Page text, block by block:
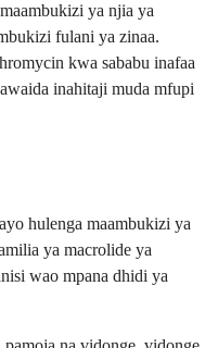
ya njia ya
fulani ya zinaa.
kwa sababu inafaa
inahitaji muda mfupi
hulenga maambukizi ya
ya macrolide ya
wao mpana dhidi ya